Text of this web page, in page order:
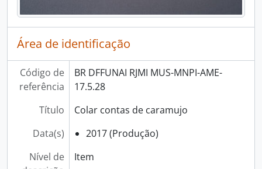
Área de identificação
Código de
referência
BR DFFUNAI RJMI MUS-MNPI-AME-
17.5.28
Título
Colar contas de caramujo
Data(s)
2017 (Produção)
Nível de
Item